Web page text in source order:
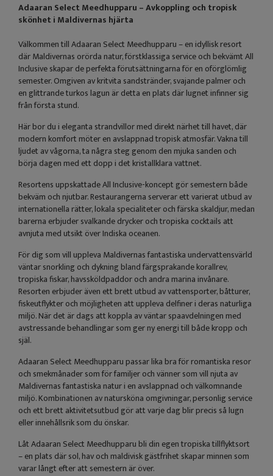
Adaaran Select Meedhupparu – Avkoppling och tropisk
skönhet i Maldivernas hjärta
Välkommen till Adaaran Select Meedhupparu – en idyllisk resort
där Maldivernas orörda natur, förstklassiga service och bekvämt All
Inclusive skapar de perfekta förutsättningarna för en oförglömlig
semester. Omgiven av kritvita sandstränder, svajande palmer och
en glittrande turkos lagun är detta en plats där lugnet infinner sig
från första stund.
Här bor du i eleganta strandvillor med direkt närhet till havet, där
modern komfort möter en avslappnad tropisk atmosfär. Vakna till
ljudet av vågorna, ta några steg genom den mjuka sanden och
börja dagen med ett dopp i det kristallklara vattnet.
Resortens uppskattade All Inclusive-koncept gör semestern både
bekväm och njutbar. Restaurangerna serverar ett varierat utbud av
internationella rätter, lokala specialiteter och färska skaldjur, medan
barerna erbjuder svalkande drycker och tropiska cocktails att
avnjuta med utsikt över Indiska oceanen.
För dig som vill uppleva Maldivernas fantastiska undervattensvärld
väntar snorkling och dykning bland färgsprakande korallrev,
tropiska fiskar, havssköldpaddor och andra marina invånare.
Resorten erbjuder även ett brett utbud av vattensporter, båtturer,
fiskeutflykter och möjligheten att uppleva delfiner i deras naturliga
miljö. När det är dags att koppla av väntar spaavdelningen med
avstressande behandlingar som ger ny energi till både kropp och
själ.
Adaaran Select Meedhupparu passar lika bra för romantiska resor
och smekmånader som för familjer och vänner som vill njuta av
Maldivernas fantastiska natur i en avslappnad och välkomnande
miljö. Kombinationen av natursköna omgivningar, personlig service
och ett brett aktivitetsutbud gör att varje dag blir precis så lugn
eller innehållsrik som du önskar.
Låt Adaaran Select Meedhupparu bli din egen tropiska tillflyktsort
– en plats där sol, hav och maldivisk gästfrihet skapar minnen som
varar långt efter att semestern är över.